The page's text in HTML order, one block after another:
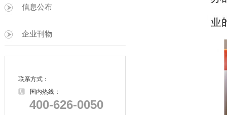
信息公布
企业刊物
联系方式：
国内热线：
400-626-0050